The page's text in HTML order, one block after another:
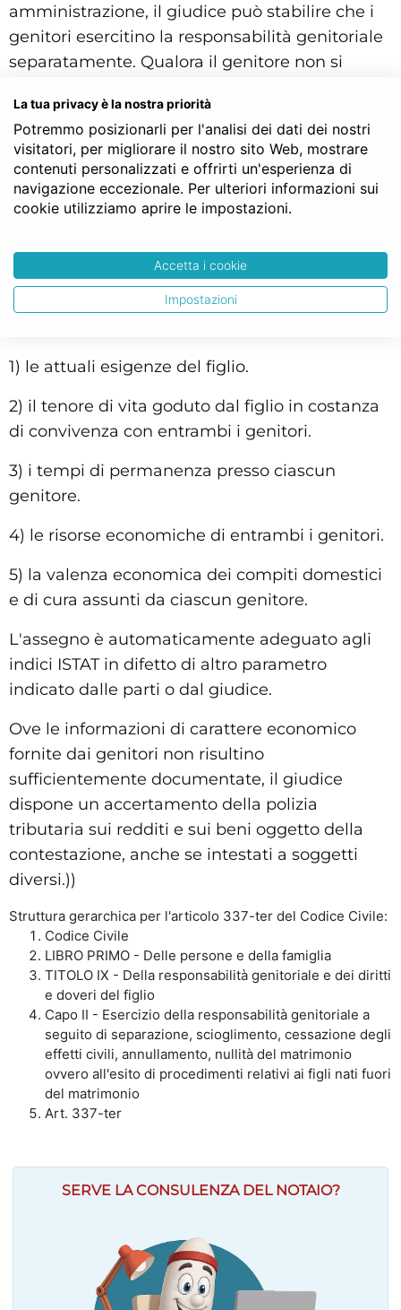
amministrazione, il giudice può stabilire che i
genitori esercitino la responsabilità genitoriale
separatamente. Qualora il genitore non si
valuterà detto comportamento anche al fine
della modifica delle modalità di affidamento.
Salvo accordi diversi liberamente sottoscritti
dalle parti, ciascuno dei genitori provvede al
al proprio reddito; il giudice stabilisce, ove
necessario, la corresponsione di un assegno
periodico al fine di realizzare il principio di
1) le attuali esigenze del figlio.
2) il tenore di vita goduto dal figlio in costanza
di convivenza con entrambi i genitori.
3) i tempi di permanenza presso ciascun
genitore.
4) le risorse economiche di entrambi i genitori.
5) la valenza economica dei compiti domestici
e di cura assunti da ciascun genitore.
L'assegno è automaticamente adeguato agli
indici ISTAT in difetto di altro parametro
indicato dalle parti o dal giudice.
Ove le informazioni di carattere economico
fornite dai genitori non risultino
sufficientemente documentate, il giudice
dispone un accertamento della polizia
tributaria sui redditi e sui beni oggetto della
contestazione, anche se intestati a soggetti
diversi.))
Struttura gerarchica per l'articolo 337-ter del Codice Civile:
Codice Civile
LIBRO PRIMO - Delle persone e della famiglia
TITOLO IX - Della responsabilità genitoriale e dei diritti
e doveri del figlio
Capo II - Esercizio della responsabilità genitoriale a
seguito di separazione, scioglimento, cessazione degli
effetti civili, annullamento, nullità del matrimonio
ovvero all'esito di procedimenti relativi ai figli nati fuori
del matrimonio
Art. 337-ter
SERVE LA CONSULENZA DEL NOTAIO?
La tua privacy è la nostra priorità
Potremmo posizionarli per l'analisi dei dati dei nostri
visitatori, per migliorare il nostro sito Web, mostrare
contenuti personalizzati e offrirti un'esperienza di
navigazione eccezionale. Per ulteriori informazioni sui
cookie utilizziamo aprire le impostazioni.
Accetta i cookie
Impostazioni